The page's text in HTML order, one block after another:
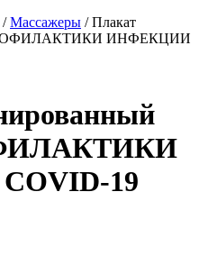
/Массажеры / Плакат
ИНФЕКЦИИ
19